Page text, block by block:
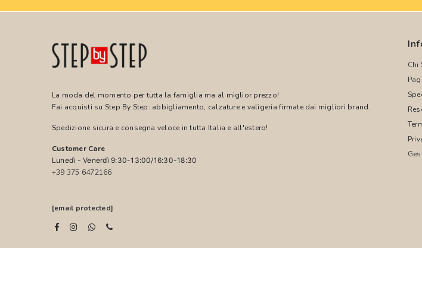
La moda del momento per tutta la famiglia ma al miglior prezzo!
Fai acquisti su Step By Step: abbigliamento, calzature e valigeria firmate dai migliori brand.
Spedizione sicura e consegna veloce in tutta Italia e all'estero!
Customer Care
Lunedì - Venerdì 9:30-13:00/16:30-18:30
+39 375 6472166
[email protected]
Chi